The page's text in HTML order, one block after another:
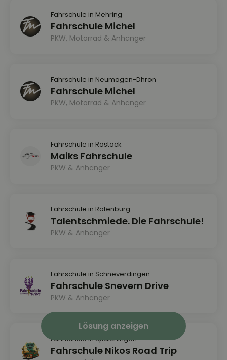
Lösung anzeigen
Fahrschule in Mehring
Fahrschule Michel
PKW, Motorrad & Anhänger
Fahrschule in Neumagen-Dhron
Fahrschule Michel
PKW, Motorrad & Anhänger
Fahrschule in Rostock
Maiks Fahrschule
PKW & Anhänger
Fahrschule in Rotenburg
Talentschmiede. Die Fahrschule!
PKW & Anhänger
Fahrschule in Schneverdingen
Fahrschule Snevern Drive
PKW & Anhänger
Fahrschule in Spaichingen
Fahrschule Nikos Road Trip